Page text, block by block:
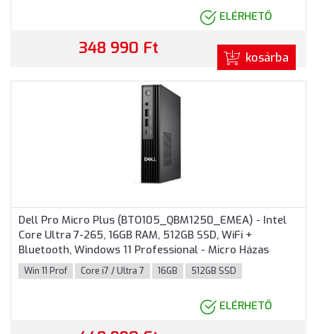
ELÉRHETŐ
348 990 Ft kosárba
Dell Pro Micro Plus (BTO105_QBM1250_EMEA) - Intel
Core Ultra 7-265, 16GB RAM, 512GB SSD, WiFi +
Bluetooth, Windows 11 Professional - Micro Házas
számítógép, 3 év helyszíni garancia
Win 11 Prof Core i7 / Ultra 7 16GB 512GB SSD
ELÉRHETŐ